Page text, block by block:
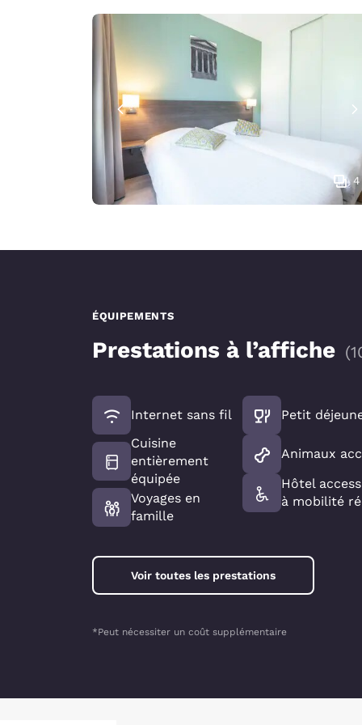
4
ÉQUIPEMENTS
Prestations à l’affiche (
Internet sans fil
Cuisine
entièrement
équipée
Voyages en
famille
Petit
Animaux
Hôtel
à mobilité
Voir toutes les prestations
*Peut nécessiter un coût supplémentaire